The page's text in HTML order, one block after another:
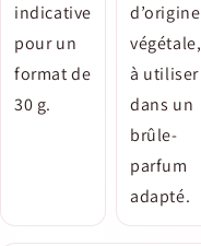
indicative
pour un
format de
30 g.
d’origine
végétale,
à utiliser
dans un
brûle-
parfum
adapté.